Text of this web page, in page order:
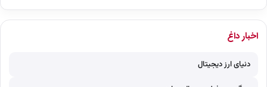
اخبار داغ
دنیای ارز دیجیتال